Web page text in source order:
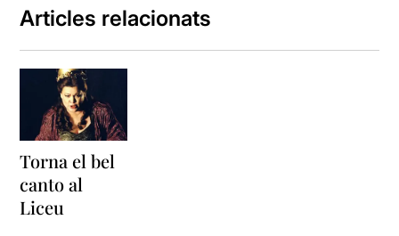
Articles relacionats
Torna el bel
canto al
Liceu